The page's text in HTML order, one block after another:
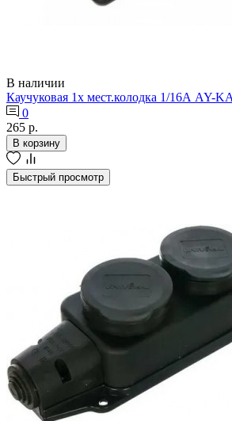
В наличии
Каучуковая 1х мест.колодка 1/16А AY-
0
265 р.
В корзину
Быстрый просмотр